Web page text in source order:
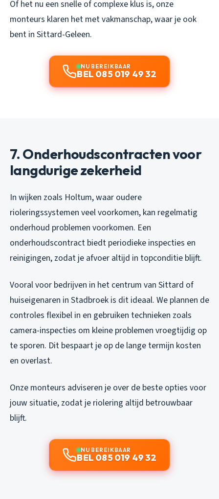
Of het nu een snelle of complexe klus is, onze
monteurs klaren het met vakmanschap, waar je ook
bent in Sittard-Geleen.
NU BEREIKBAAR
BEL 085 019 49 32
7. Onderhoudscontracten voor
langdurige zekerheid
In wijken zoals Holtum, waar oudere
rioleringssystemen veel voorkomen, kan regelmatig
onderhoud problemen voorkomen. Een
onderhoudscontract biedt periodieke inspecties en
reinigingen, zodat je afvoer altijd in topconditie blijft.
Vooral voor bedrijven in het centrum van Sittard of
huiseigenaren in Stadbroek is dit ideaal. We plannen de
controles flexibel in en gebruiken technieken zoals
camera-inspecties om kleine problemen vroegtijdig op
te sporen. Dit bespaart je op de lange termijn kosten
en overlast.
Onze monteurs adviseren je over de beste opties voor
jouw situatie, zodat je riolering altijd betrouwbaar
blijft.
NU BEREIKBAAR
BEL 085 019 49 32